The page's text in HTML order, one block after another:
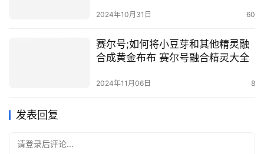
2024年10月31日 60
赛尔号;如何将小豆芽和其他精灵融
合成黄金布布 赛尔号融合精灵大全
2024年11月06日 8
发表回复
请登录后评论...